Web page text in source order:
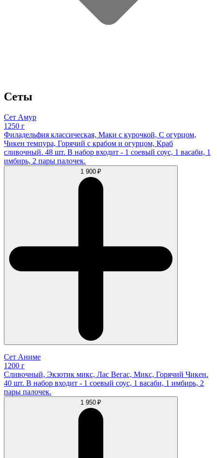
Сеты
Сет Амур
1250 г
Филадельфия классическая, Маки с курочкой, С огурцом,
Чикен темпура, Горячий с крабом и огурцом, Краб
сливочный. 48 шт. В набор входит - 1 соевый соус, 1 васаби, 1
имбирь, 2 пары палочек.
1 900 ₽
Сет Аниме
1200 г
Сливочный, Экзотик микс, Лас Вегас, Микс, Горячий Чикен.
40 шт. В набор входит - 1 соевый соус, 1 васаби, 1 имбирь, 2
пары палочек.
1 950 ₽